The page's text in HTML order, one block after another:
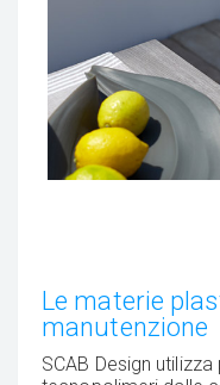
Le materie
manutenzione
SCAB Design